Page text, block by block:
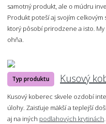
samotný produkt, ale o múdru
Produkt poteší aj svojím
ktorý pôsobí prirodzene a isto.
ohňa.
Typ produktu Kusový
Kusový koberec skvele ozdobí
úlohy. Zaisťuje mäkší a teplejší
aj na iných podlahových krytinách